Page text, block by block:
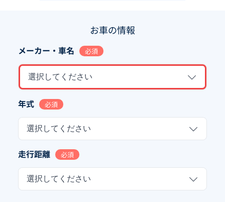
お車の情報
メーカー・車名 必須
選択してください
年式 必須
選択してください
走行距離 必須
選択してください